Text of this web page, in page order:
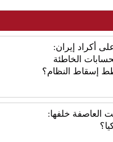
أكراد إيران:
الخاطئة
إسقاط النظام؟
العاصفة خلفها: